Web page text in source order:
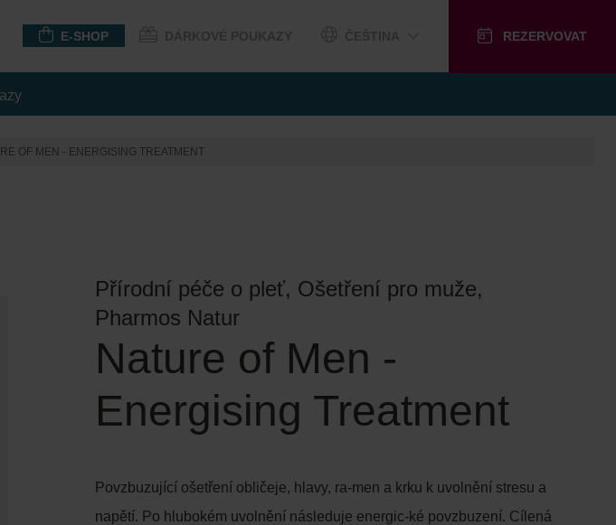
E-SHOP REZERVOVAT
OF MEN - ENERGISING TREATMENT
Přírodní péče o pleť, Ošetření pro muže,
Pharmos Natur
Nature of Men -
Energising Treatment
Povzbuzující ošetření obličeje, hlavy, ra-men a krku k uvolnění stresu a
napětí. Po hlubokém uvolnění následuje energic-ké povzbuzení. Cílená